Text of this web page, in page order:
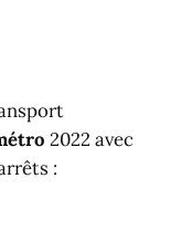
2022 avec
: